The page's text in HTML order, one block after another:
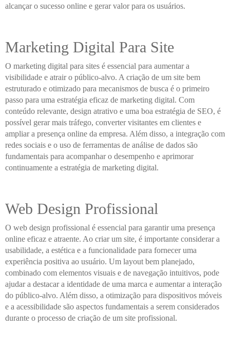
alcançar o sucesso online e gerar valor para os usuários.
Marketing Digital Para Site
O marketing digital para sites é essencial para aumentar a
visibilidade e atrair o público-alvo. A criação de um site bem
estruturado e otimizado para mecanismos de busca é o primeiro
passo para uma estratégia eficaz de marketing digital. Com
conteúdo relevante, design atrativo e uma boa estratégia de SEO, é
possível gerar mais tráfego, converter visitantes em clientes e
ampliar a presença online da empresa. Além disso, a integração com
redes sociais e o uso de ferramentas de análise de dados são
fundamentais para acompanhar o desempenho e aprimorar
continuamente a estratégia de marketing digital.
Web Design Profissional
O web design profissional é essencial para garantir uma presença
online eficaz e atraente. Ao criar um site, é importante considerar a
usabilidade, a estética e a funcionalidade para fornecer uma
experiência positiva ao usuário. Um layout bem planejado,
combinado com elementos visuais e de navegação intuitivos, pode
ajudar a destacar a identidade de uma marca e aumentar a interação
do público-alvo. Além disso, a otimização para dispositivos móveis
e a acessibilidade são aspectos fundamentais a serem considerados
durante o processo de criação de um site profissional.